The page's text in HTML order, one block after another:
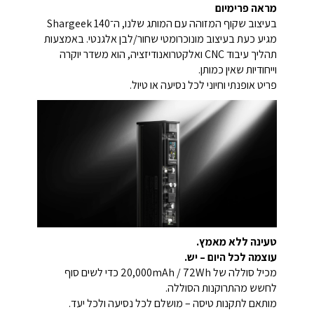
מראה פרימיום
בעיצוב שקוף המזוהה עם המותג שלנו, ה־Shargeek 140
מגיע כעת בעיצוב מונוכרומטי שחור/לבן אלגנטי. באמצעות
תהליך עיבוד CNC ואלקטרואנודיזציה, הוא משדר יוקרה
וייחודיות שאין כמותן.
פריט אופנתי וחיוני לכל נסיעה או טיול.
טעינה ללא מאמץ.
עוצמה לכל היום – יש.
מכיל סוללה של ‎20,000mAh / 72Wh‎ כדי לשים סוף
לחשש מהתרוקנות הסוללה.
מותאם לתקנות טיסה – מושלם לכל נסיעה ולכל יעד.